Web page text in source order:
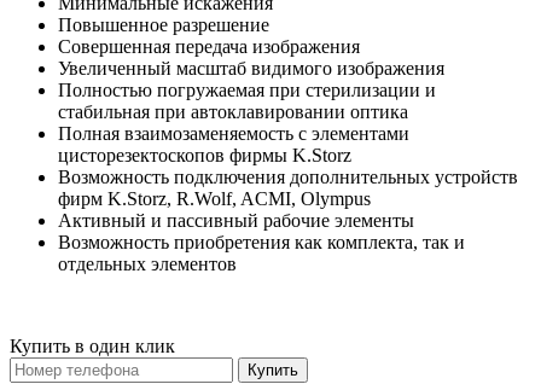
Повышенное разрешение
Совершенная передача изображения
Увеличенный масштаб видимого изображения
Полностью погружаемая при стерилизации и
стабильная при автоклавировании оптика
Полная взаимозаменяемость с элементами
цисторезектоскопов фирмы K.Storz
Возможность подключения дополнительных устройств
фирм K.Storz, R.Wolf, ACMI, Olympus
Активный и пассивный рабочие элементы
Возможность приобретения как комплекта, так и
отдельных элементов
Купить в один клик
Купить